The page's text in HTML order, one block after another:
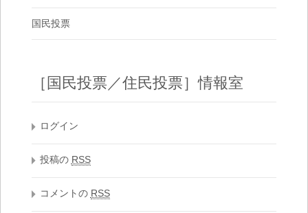
国民投票
［国民投票／住民投票］情報室
ログイン
投稿の RSS
コメントの RSS